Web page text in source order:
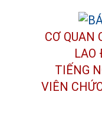
CƠ QUAN
LAO
TIẾNG
VIÊN